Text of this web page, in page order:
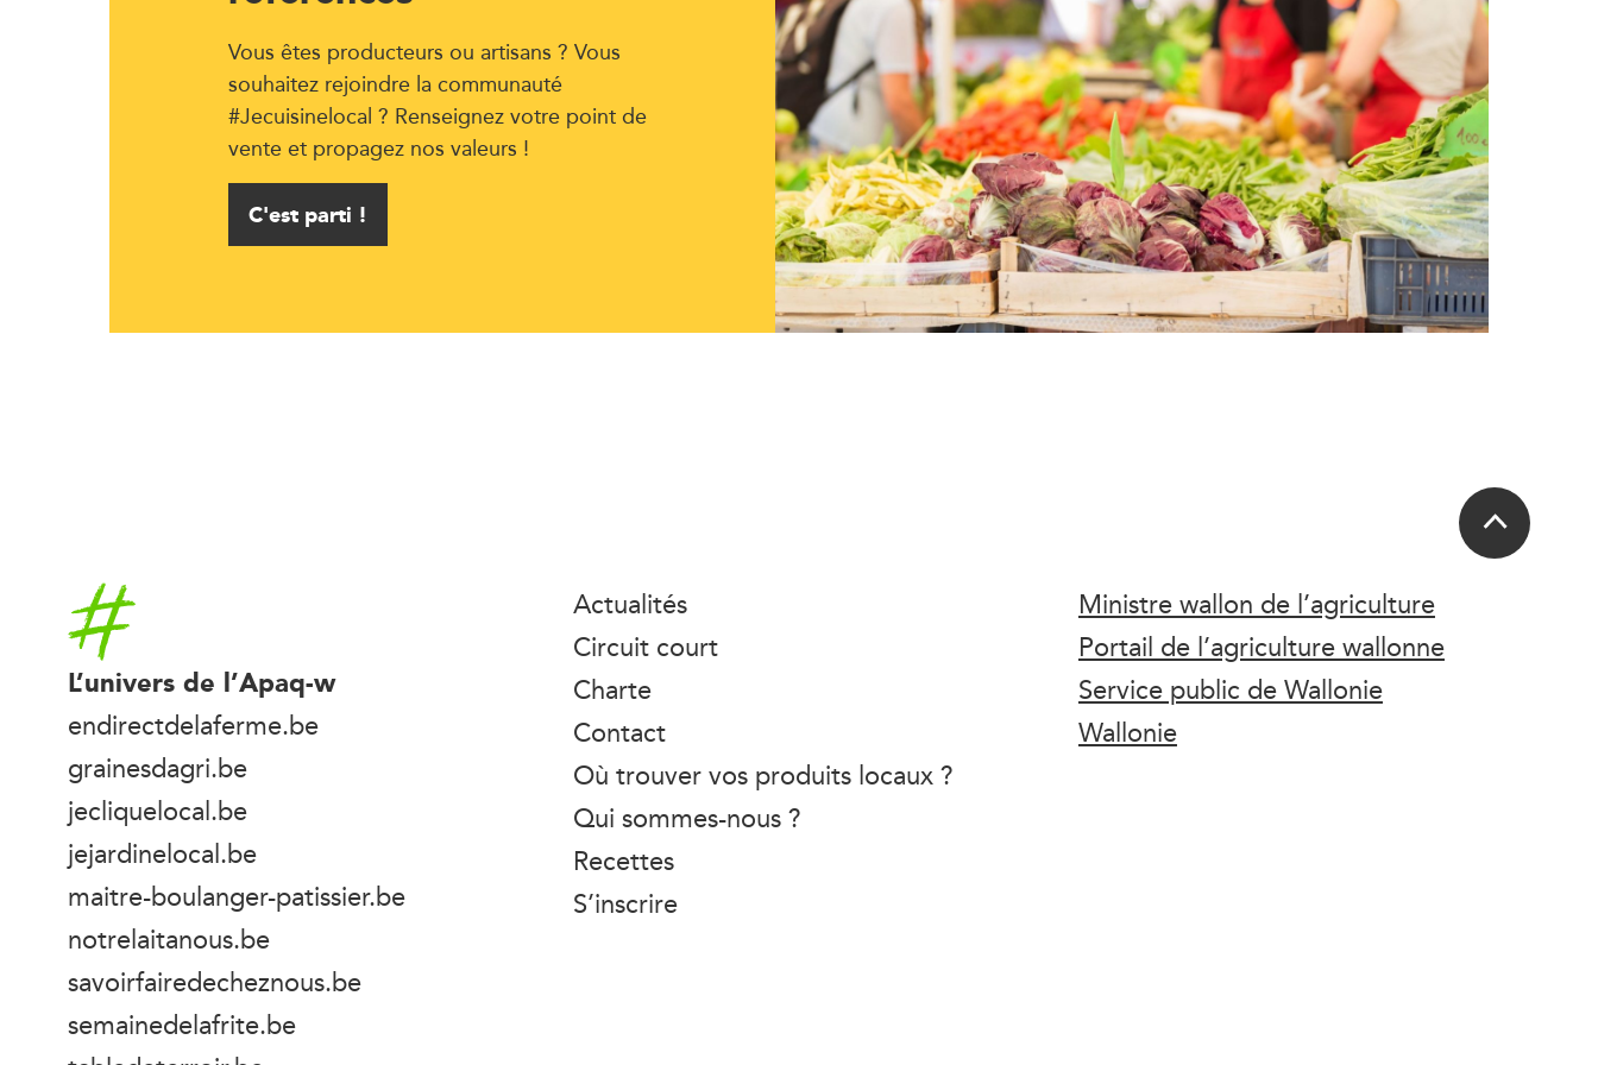
Vous êtes producteurs ou artisans ? Vous
souhaitez rejoindre la communauté
#Jecuisinelocal ? Renseignez votre point de
vente et propagez nos valeurs !
C'est parti !
Accueil
L’univers de l’Apaq-w
endirectdelaferme.be
grainesdagri.be
jecliquelocal.be
jejardinelocal.be
maitre-boulanger-patissier.be
notrelaitanous.be
savoirfairedecheznous.be
semainedelafrite.be
Actualités
Circuit court
Charte
Contact
Où trouver vos produits locaux ?
Qui sommes-nous ?
Recettes
S’inscrire
Ministre wallon de l’agriculture
Portail de l’agriculture wallonne
Service public de Wallonie
Wallonie